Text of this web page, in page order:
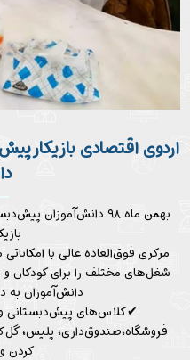
اردوی اقتصادی بازیکار
بهمن ماه ۹۸
مرکزی فوق‌العاده عالی با
شغل‌های مختلف را برای کودکان و
دانش‌آموزان به
✔کلاس‌های پیش‌دبستانی
فروشگاه،صندوق‌داری، پلیس،
کردن